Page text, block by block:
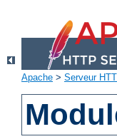
Apache > Serveur